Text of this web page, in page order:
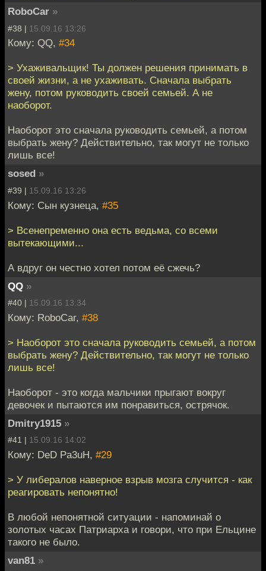
RoboCar »
#38 | 15.09.16 13:26
Кому: QQ, #34
> Ухаживальщик! Ты должен решения принимать в
своей жизни, а не ухаживать. Сначала выбрать
жену, потом руководить своей семьей. А не
наоборот.
Наоборот это сначала руководить семьей, а потом
выбрать жену? Действительно, так могут не только
лишь все!
sosed »
#39 | 15.09.16 13:26
Кому: Сын кузнеца, #35
> Всенепременно она есть ведьма, со всеми
вытекающими...
А вдруг он честно хотел потом её сжечь?
QQ »
#40 | 15.09.16 13:34
Кому: RoboCar, #38
> Наоборот это сначала руководить семьей, а потом
выбрать жену? Действительно, так могут не только
лишь все!
Наоборот - это когда мальчики прыгают вокруг
девочек и пытаются им понравиться, острячок.
Dmitry1915 »
#41 | 15.09.16 14:02
Кому: DeD Pa3uH, #29
> У либералов наверное взрыв мозга случится - как
реагировать непонятно!
В любой непонятной ситуации - напоминай о
золотых часах Патриарха и говори, что при Ельцине
такого не было.
van81 »